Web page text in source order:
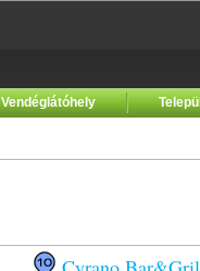
Vendéglátóhely